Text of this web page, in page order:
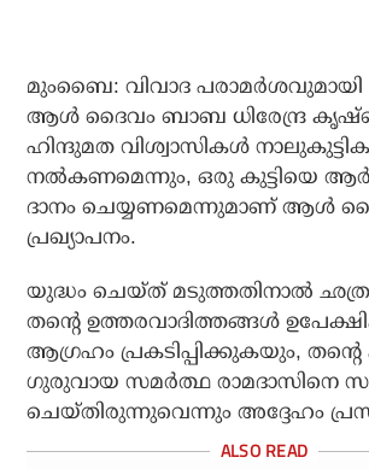
മുംബൈ: വിവാദ പരാമർശവുമായി
ആൾ ദൈവം ബാബ ധിരേന്ദ്ര
ഹിന്ദുമത വിശ്വാസികൾ
നൽകണമെന്നും, ഒരു കുട്ടിയെ
ദാനം ചെയ്യണമെന്നുമാണ് ആൾ
പ്രഖ്യാപനം.
യുദ്ധം ചെയ്ത് മടുത്തതിനാൽ
തന്റെ ഉത്തരവാദിത്തങ്ങൾ
ആഗ്രഹം പ്രകടിപ്പിക്കുകയും, തന്റെ
ഗുരുവായ സമർത്ഥ രാമദാസിനെ
ചെയ്തിരുന്നുവെന്നും അദ്ദേഹം